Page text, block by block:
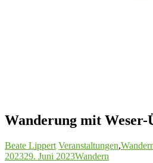
Wanderung mit Weser-
Beate Lippert Veranstaltungen,
202329. Juni 2023Wandern